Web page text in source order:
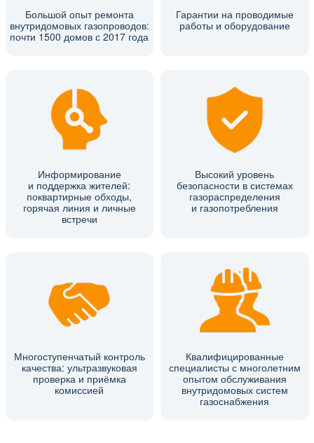
Большой опыт ремонта
внутридомовых газопроводов:
почти 1500 домов с 2017 года
Гарантии на проводимые
работы и оборудование
Информирование
и поддержка жителей:
поквартирные обходы,
горячая линия и личные
встречи
Высокий уровень
безопасности в системах
газораспределения
и газопотребления
Многоступенчатый контроль
качества: ультразвуковая
проверка и приёмка
комиссией
Квалифицированные
специалисты с многолетним
опытом обслуживания
внутридомовых систем
газоснабжения